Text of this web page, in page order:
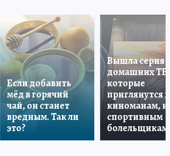
Если добавить
мёд в горячий
чай, он станет
вредным. Так ли
это?
Вышла серия
домашних ТВ,
которые
приглянутся и
киноманам, и
спортивным
болельщикам